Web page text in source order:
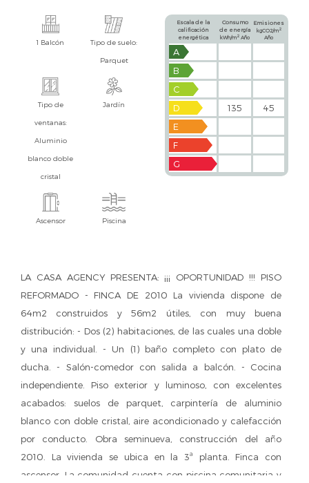
1 Balcón Tipo de suelo:
Parquet
Tipo de
ventanas:
Aluminio
blanco doble
cristal
Jardín
Ascensor Piscina
Escala de la
calificación
energética
Consumo
de energía
kWh/m2 Año
Emisiones
kgCO2/m 2
Año
A
B
C
D
135
45
E
F
G
LA CASA AGENCY PRESENTA: ¡¡¡ OPORTUNIDAD !!! PISO
REFORMADO - FINCA DE 2010 La vivienda dispone de
64m2 construidos y 56m2 útiles, con muy buena
distribución: - Dos (2) habitaciones, de las cuales una doble
y una individual. - Un (1) baño completo con plato de
ducha. - Salón-comedor con salida a balcón. - Cocina
independiente. Piso exterior y luminoso, con excelentes
acabados: suelos de parquet, carpintería de aluminio
blanco con doble cristal, aire acondicionado y calefacción
por conducto. Obra seminueva, construcción del año
2010. La vivienda se ubica en la 3ª planta. Finca con
ascensor. La comunidad cuenta con piscina comunitaria y